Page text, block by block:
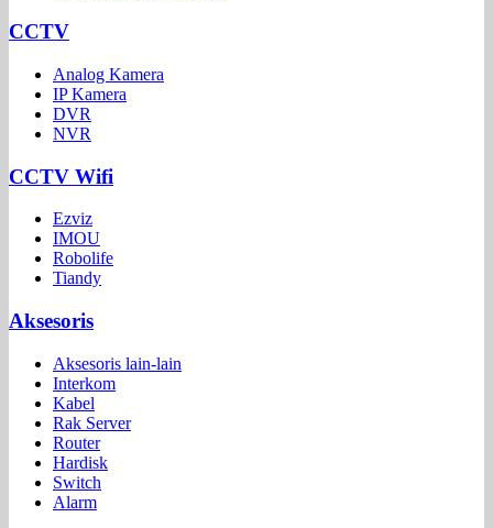
CCTV
Analog Kamera
IP Kamera
DVR
NVR
CCTV Wifi
Ezviz
IMOU
Robolife
Tiandy
Aksesoris
Aksesoris lain-lain
Interkom
Kabel
Rak Server
Router
Hardisk
Switch
Alarm